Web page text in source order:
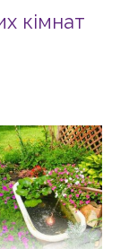
кімнат